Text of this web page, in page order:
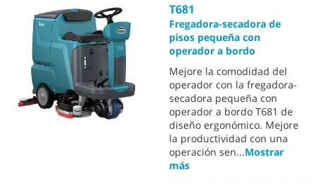
T681
Fregadora-secadora de
pisos pequeña con
operador a bordo
Mejore la comodidad del
operador con la fregadora-
secadora pequeña con
operador a bordo T681 de
diseño ergonómico. Mejore
la productividad con una
operación sen...Mostrar
más